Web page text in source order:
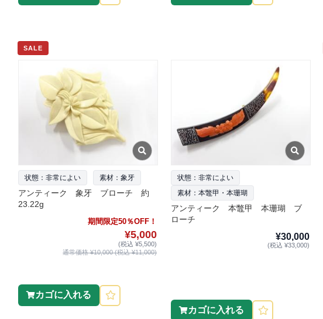
SALE
状態：非常によい 素材：象牙
アンティーク 象牙 ブローチ 約
23.22g
期間限定50％OFF！
¥5,000
(税込 ¥5,500)
通常価格 ¥10,000 (税込 ¥11,000)
カゴに入れる
状態：非常によい
素材：本鼈甲・本珊瑚
アンティーク 本鼈甲 本珊瑚 ブ
ローチ
¥30,000
(税込 ¥33,000)
カゴに入れる